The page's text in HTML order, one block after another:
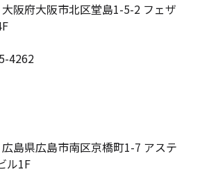
大阪府大阪市北区堂島1-5-2 フェザ
4262
広島県広島市南区京橋町1-7 アステ
ル1F